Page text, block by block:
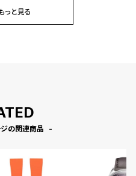
っと見る
の関連商品